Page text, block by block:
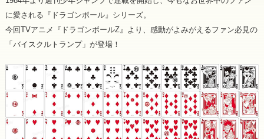
に愛される『ドラゴンボール』シリーズ。
今回TVアニメ『ドラゴンボールZ』より、感動がよみがえるファン必見の
「バイスクルトランプ」が登場！